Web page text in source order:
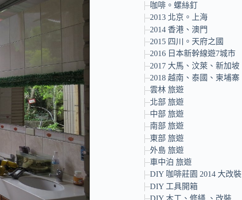
咖啡。螺絲釘
2013 北京。上海
2014 香港、澳門
2015 四川。天府之國
2016 日本新幹線遊7城市
2017 大馬、汶萊、新加坡
2018 越南、泰國、柬埔寨
雲林 旅遊
北部 旅遊
中部 旅遊
南部 旅遊
東部 旅遊
外島 旅遊
車中泊 旅遊
DIY 咖啡莊園 2014 大改裝
DIY 工具開箱